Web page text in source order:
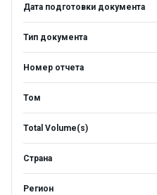
Дата подготовки документа
Тип документа
Номер отчета
Том
Total Volume(s)
Страна
Регион